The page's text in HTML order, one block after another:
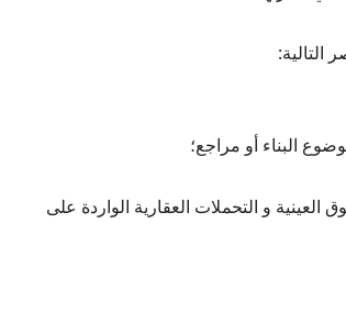
البناء أو مراجع؛
العينية و التحملات العقارية الواردة على